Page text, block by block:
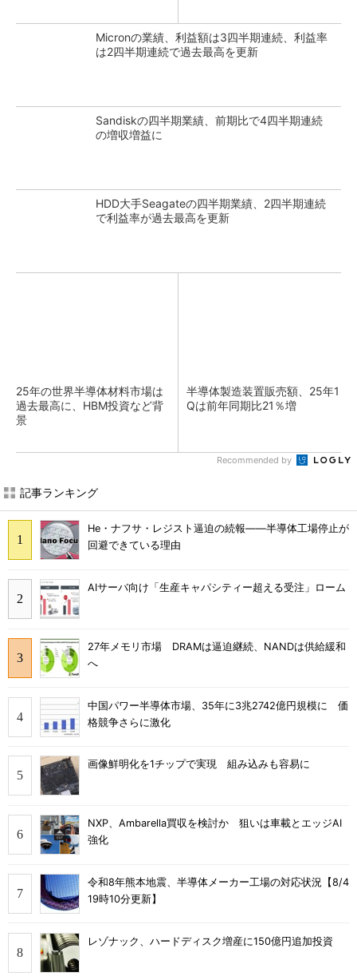
Micronの業績、利益額は3四半期連続、利益率
は2四半期連続で過去最高を更新
Sandiskの四半期業績、前期比で4四半期連続
の増収増益に
HDD大手Seagateの四半期業績、2四半期連続
で利益率が過去最高を更新
25年の世界半導体材料市場は
過去最高に、HBM投資など背
景
半導体製造装置販売額、25年1
Qは前年同期比21％増
Recommended by
記事ランキング
He・ナフサ・レジスト逼迫の続報――半導体工場停止が
回避できている理由
AIサーバ向け「生産キャパシティー超える受注」ローム
27年メモリ市場 DRAMは逼迫継続、NANDは供給緩和
へ
中国パワー半導体市場、35年に3兆2742億円規模に 価
格競争さらに激化
画像鮮明化を1チップで実現 組み込みも容易に
NXP、Ambarella買収を検討か 狙いは車載とエッジAI
強化
令和8年熊本地震、半導体メーカー工場の対応状況【8/4
19時10分更新】
レゾナック、ハードディスク増産に150億円追加投資